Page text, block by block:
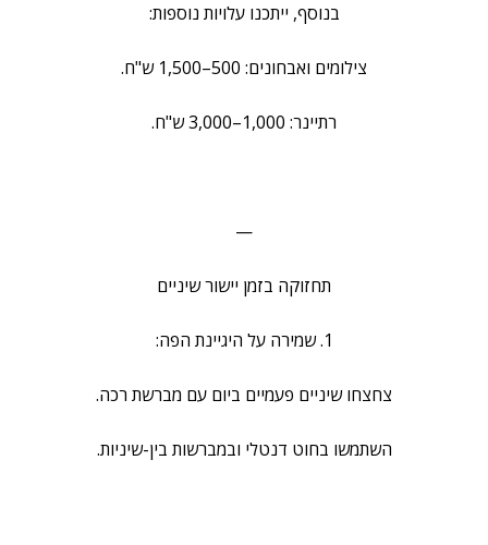
בנוסף, ייתכנו עלויות נוספות:
צילומים ואבחונים: 500–1,500 ש"ח.
רתיינר: 1,000–3,000 ש"ח.
—
תחזוקה בזמן יישור שיניים
1. שמירה על היגיינת הפה:
צחצחו שיניים פעמיים ביום עם מברשת רכה.
השתמשו בחוט דנטלי ובמברשות בין-שיניות.